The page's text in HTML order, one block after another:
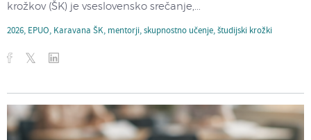
krožkov (ŠK) je vseslovensko srečanje,...
2026, EPUO, Karavana ŠK, mentorji,skupnostno učenje,študijski krožki